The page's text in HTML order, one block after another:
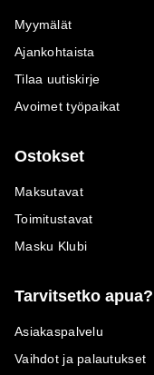
Myymälät
Ajankohtaista
Tilaa uutiskirje
Avoimet työpaikat
Ostokset
Maksutavat
Toimitustavat
Masku Klubi
Tarvitsetko apua?
Asiakaspalvelu
Vaihdot ja palautukset